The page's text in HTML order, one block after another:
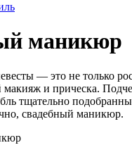
маникюр
— это не только
и прическа.
тщательно
свадебный маникюр.